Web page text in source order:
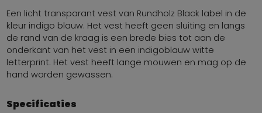
Een licht transparant vest van Rundholz Black label in de
kleur indigo blauw. Het vest heeft geen sluiting en langs
de rand van de kraag is een brede bies tot aan de
onderkant van het vest in een indigoblauw witte
letterprint. Het vest heeft lange mouwen en mag op de
hand worden gewassen.
Specificaties